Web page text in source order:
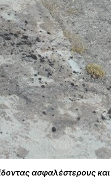
ασφαλέστερους και